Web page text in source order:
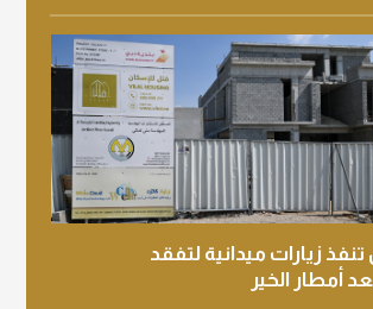
زيارات ميدانية لتفقد
أمطار الخير